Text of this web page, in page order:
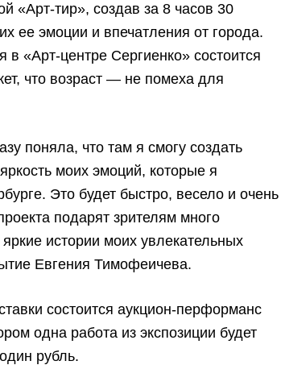
«Арт-тир», создав за 8 часов 30
ее эмоции и впечатления от города.
«Арт-центре Сергиенко» состоится
что возраст — не помеха для
поняла, что там я смогу создать
моих эмоций, которые я
Это будет быстро, весело и очень
подарят зрителям много
истории моих увлекательных
Евгения Тимофеичева.
состоится аукцион-перформанс
одна работа из экспозиции будет
рубль.